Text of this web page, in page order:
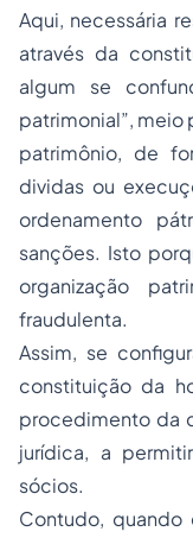
Aqui, necessária
através da
algum se
patrimonial”, meio
patrimônio, de
dividas ou
ordenamento
sanções. Isto
organização
fraudulenta.
Assim, se
constituição da
procedimento da
jurídica, a
sócios.
Contudo, quando